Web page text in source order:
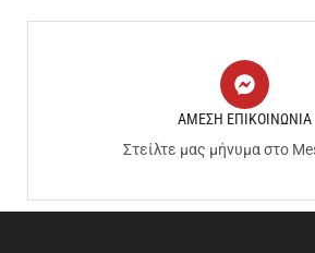
ΑΜΕΣΗ ΕΠΙΚΟΙΝΩΝΙΑ
Στείλτε μας μήνυμα στο